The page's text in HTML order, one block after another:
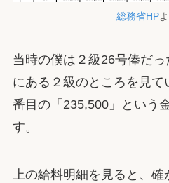
総務省HP
当時の僕は２級26号俸だ
にある２級のところを見て
番目の「235,500」という
す。
上の給料明細を見ると、確